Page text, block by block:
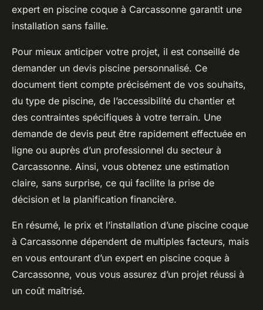
expert en piscine coque à Carcassonne garantit une
installation sans faille.
Pour mieux anticiper votre projet, il est conseillé de
demander un devis piscine personnalisé. Ce
document tient compte précisément de vos souhaits,
du type de piscine, de l’accessibilité du chantier et
des contraintes spécifiques à votre terrain. Une
demande de devis peut être rapidement effectuée en
ligne ou auprès d’un professionnel du secteur à
Carcassonne. Ainsi, vous obtenez une estimation
claire, sans surprise, ce qui facilite la prise de
décision et la planification financière.
En résumé, le prix et l’installation d’une piscine coque
à Carcassonne dépendent de multiples facteurs, mais
en vous entourant d’un expert en piscine coque à
Carcassonne, vous vous assurez d’un projet réussi à
un coût maîtrisé.